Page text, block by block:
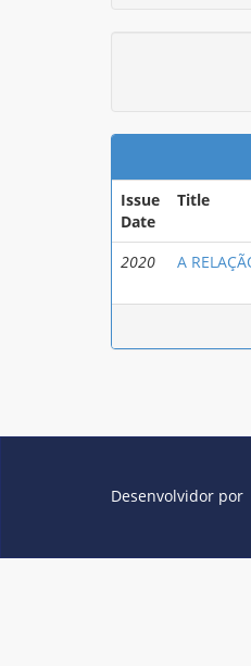
Issue
Date
Title
2020 A
Desenvolvidor por